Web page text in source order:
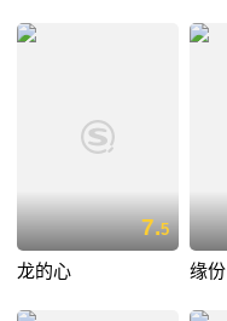
7.5
龙的心 缘份